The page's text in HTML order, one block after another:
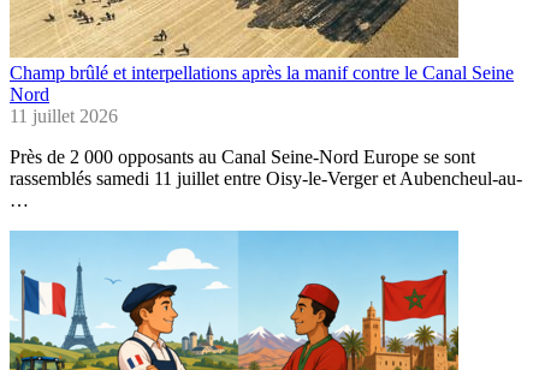
Champ brûlé et interpellations après la manif contre le Canal Seine
Nord
11 juillet 2026
Près de 2 000 opposants au Canal Seine-Nord Europe se sont
rassemblés samedi 11 juillet entre Oisy-le-Verger et Aubencheul-au-
…